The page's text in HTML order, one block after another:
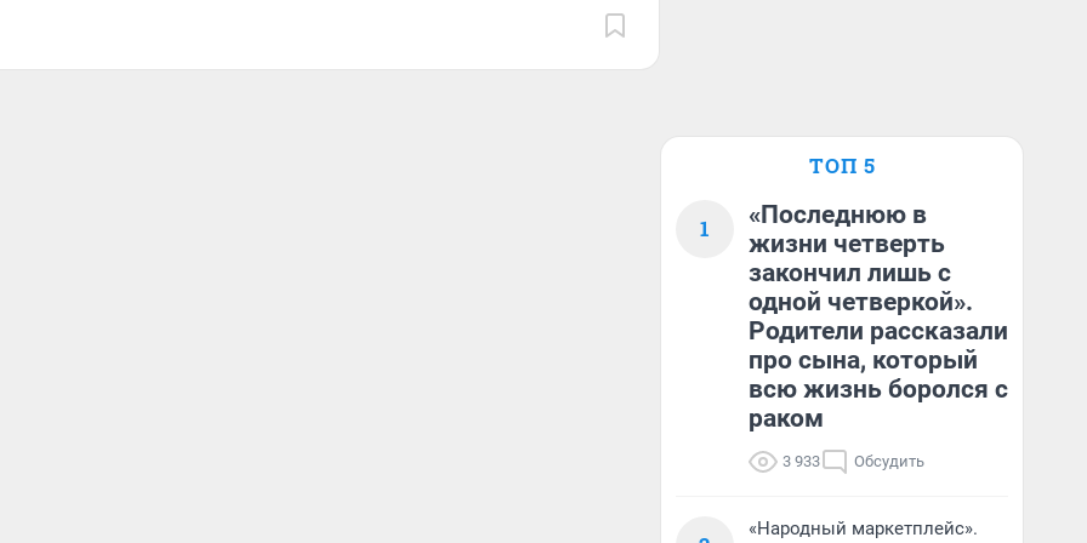
ТОП 5
1
«Последнюю в
жизни четверть
закончил лишь с
одной четверкой».
Родители рассказали
про сына, который
всю жизнь боролся с
раком
3 933 Обсудить
«Народный маркетплейс».